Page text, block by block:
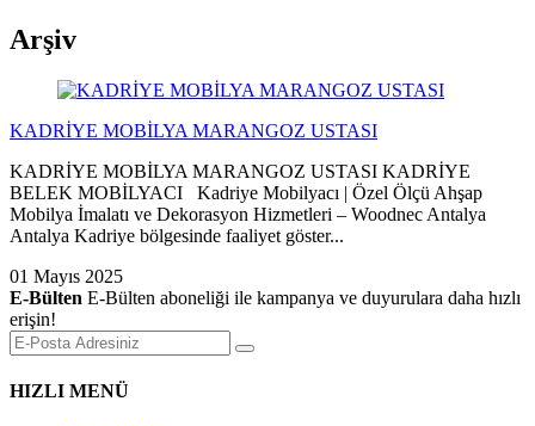
Arşiv
KADRİYE MOBİLYA MARANGOZ USTASI
KADRİYE MOBİLYA MARANGOZ USTASI KADRİYE
BELEK MOBİLYACI Kadriye Mobilyacı | Özel Ölçü Ahşap
Mobilya İmalatı ve Dekorasyon Hizmetleri – Woodnec Antalya
Antalya Kadriye bölgesinde faaliyet göster...
01 Mayıs 2025
E-Bülten E-Bülten aboneliği ile kampanya ve duyurulara daha hızlı
erişin!
HIZLI MENÜ